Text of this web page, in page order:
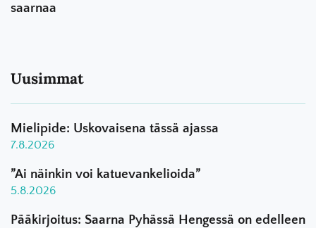
saarnaa
Uusimmat
Mielipide: Uskovaisena tässä ajassa
7.8.2026
”Ai näinkin voi katuevankelioida”
5.8.2026
Pääkirjoitus: Saarna Pyhässä Hengessä on edelleen